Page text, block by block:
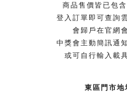
商品售價皆已包
登入訂單即可查詢
會歸戶在官網
中獎會主動簡訊通
或可自行輸入載
東區門市地